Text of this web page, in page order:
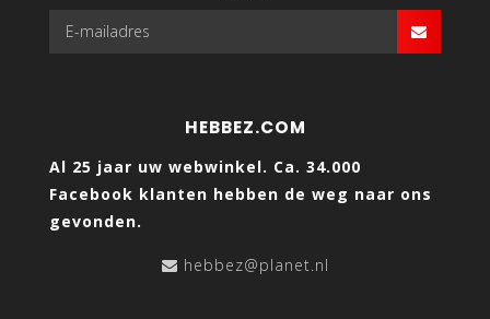
HEBBEZ.COM
Al 25 jaar uw webwinkel. Ca. 34.000
Facebook klanten hebben de weg naar ons
gevonden.
hebbez@planet.nl